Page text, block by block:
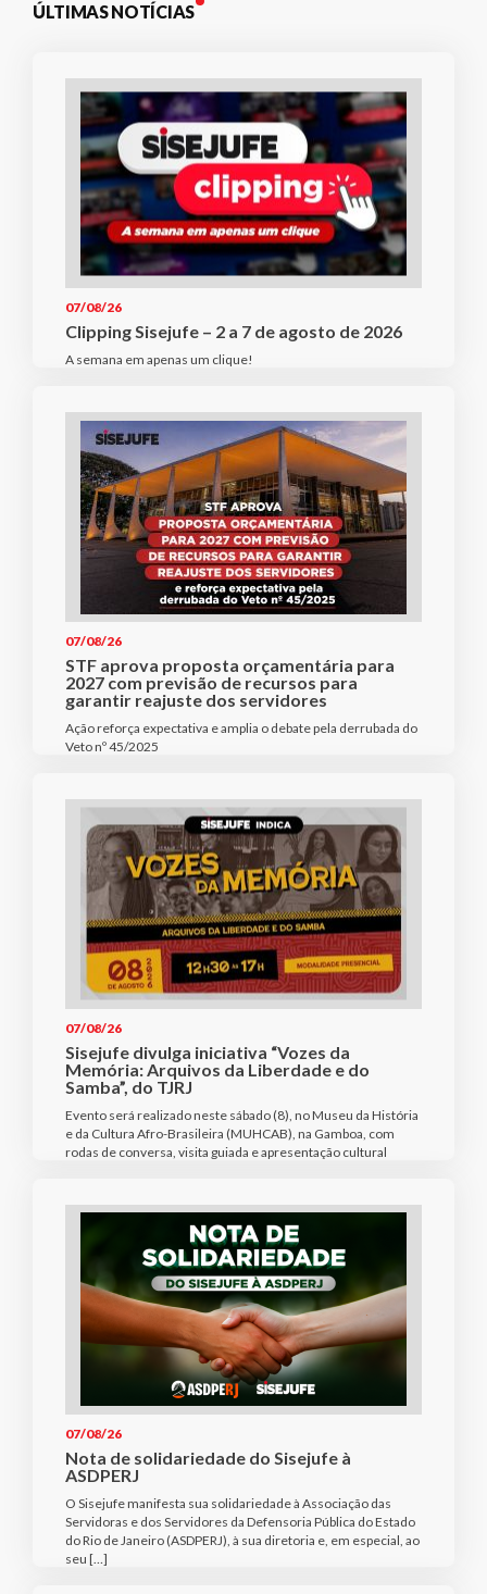
ÚLTIMAS NOTÍCIAS
07/08/26
Clipping Sisejufe – 2 a 7 de agosto de 2026
A semana em apenas um clique!
07/08/26
STF aprova proposta orçamentária para
2027 com previsão de recursos para
garantir reajuste dos servidores
Ação reforça expectativa e amplia o debate pela derrubada do
Veto nº 45/2025
07/08/26
Sisejufe divulga iniciativa “Vozes da
Memória: Arquivos da Liberdade e do
Samba”, do TJRJ
Evento será realizado neste sábado (8), no Museu da História
e da Cultura Afro-Brasileira (MUHCAB), na Gamboa, com
rodas de conversa, visita guiada e apresentação cultural
07/08/26
Nota de solidariedade do Sisejufe à
ASDPERJ
O Sisejufe manifesta sua solidariedade à Associação das
Servidoras e dos Servidores da Defensoria Pública do Estado
do Rio de Janeiro (ASDPERJ), à sua diretoria e, em especial, ao
seu […]